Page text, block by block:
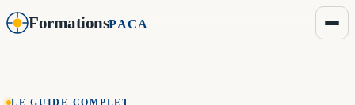
FormationsPACA
LE GUIDE COMPLET